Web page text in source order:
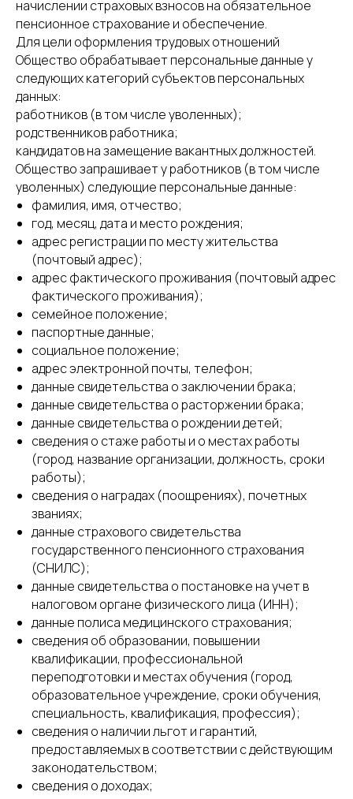
начислении страховых взносов на обязательное
пенсионное страхование и обеспечение.
Для цели оформления трудовых отношений
Общество обрабатывает персональные данные у
следующих категорий субъектов персональных
данных:
работников (в том числе уволенных);
родственников работника;
кандидатов на замещение вакантных должностей.
Общество запрашивает у работников (в том числе
уволенных) следующие персональные данные:
фамилия, имя, отчество;
год, месяц, дата и место рождения;
адрес регистрации по месту жительства
(почтовый адрес);
адрес фактического проживания (почтовый адрес
фактического проживания);
семейное положение;
паспортные данные;
социальное положение;
адрес электронной почты, телефон;
данные свидетельства о заключении брака;
данные свидетельства о расторжении брака;
данные свидетельства о рождении детей;
сведения о стаже работы и о местах работы
(город, название организации, должность, сроки
работы);
сведения о наградах (поощрениях), почетных
званиях;
данные страхового свидетельства
государственного пенсионного страхования
(СНИЛС);
данные свидетельства о постановке на учет в
налоговом органе физического лица (ИНН);
данные полиса медицинского страхования;
сведения об образовании, повышении
квалификации, профессиональной
переподготовки и местах обучения (город,
образовательное учреждение, сроки обучения,
специальность, квалификация, профессия);
сведения о наличии льгот и гарантий,
предоставляемых в соответствии с действующим
законодательством;
сведения о доходах;